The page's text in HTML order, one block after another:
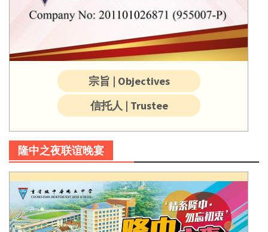
宗旨 | Objectives
信托人 | Trustee
隆中之夜联谊晚宴